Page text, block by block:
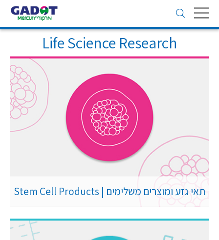
Toggle
navigation
Life Science Research
תאי גזע ומוצרים משלימים | Stem Cell Products